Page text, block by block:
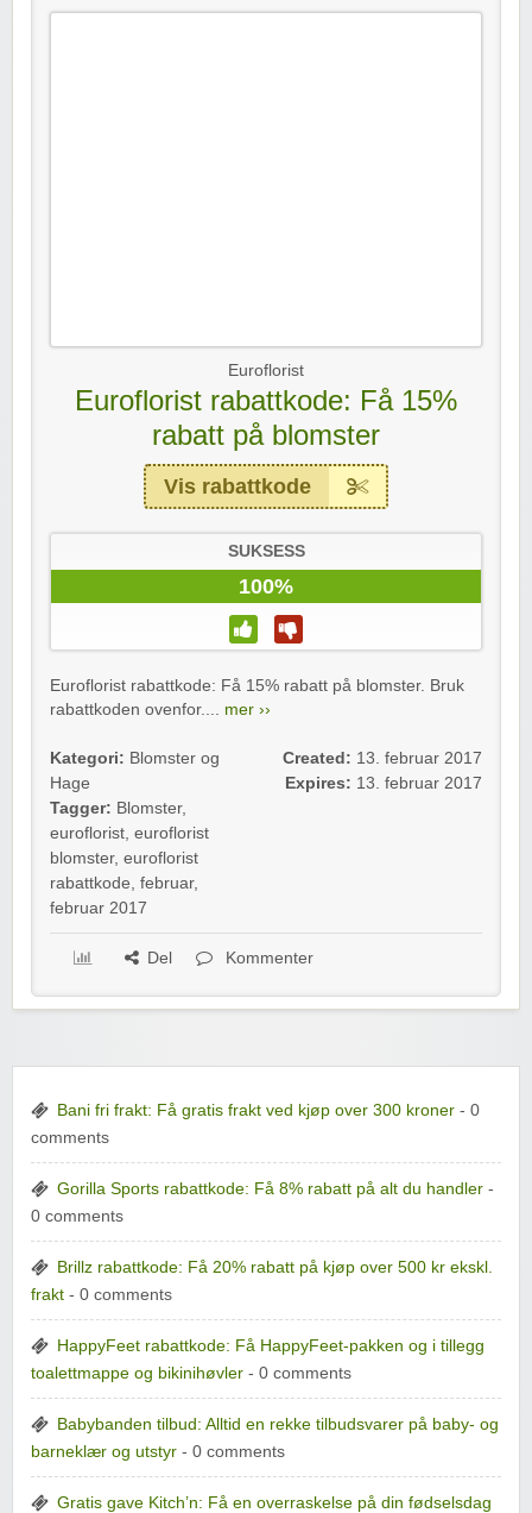
Euroflorist
Euroflorist rabattkode: Få 15%
rabatt på blomster
Vis rabattkode
SUKSESS
100%
Euroflorist rabattkode: Få 15% rabatt på blomster. Bruk
rabattkoden ovenfor.... mer ››
Kategori: Blomster og
Hage
Tagger: Blomster,
euroflorist, euroflorist
blomster, euroflorist
rabattkode, februar,
februar 2017
Created: 13. februar 2017
Expires: 13. februar 2017
Del Kommenter
Bani fri frakt: Få gratis frakt ved kjøp over 300 kroner - 0
comments
Gorilla Sports rabattkode: Få 8% rabatt på alt du handler -
0 comments
Brillz rabattkode: Få 20% rabatt på kjøp over 500 kr ekskl.
frakt - 0 comments
HappyFeet rabattkode: Få HappyFeet-pakken og i tillegg
toalettmappe og bikinihøvler - 0 comments
Babybanden tilbud: Alltid en rekke tilbudsvarer på baby- og
barneklær og utstyr - 0 comments
Gratis gave Kitch’n: Få en overraskelse på din fødselsdag